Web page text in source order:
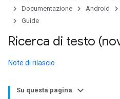
Documentazione
Android
Guide
Ricerca di testo
Note di rilascio
Su questa pagina